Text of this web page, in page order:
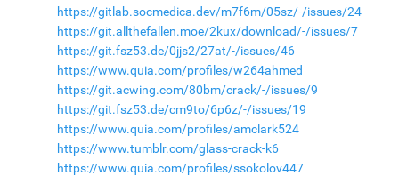
https://gitlab.socmedica.dev/m7f6m/05sz/-/issues/24
https://git.allthefallen.moe/2kux/download/-/issues/7
https://git.fsz53.de/0jjs2/27at/-/issues/46
https://www.quia.com/profiles/w264ahmed
https://git.acwing.com/80bm/crack/-/issues/9
https://git.fsz53.de/cm9to/6p6z/-/issues/19
https://www.quia.com/profiles/amclark524
https://www.tumblr.com/glass-crack-k6
https://www.quia.com/profiles/ssokolov447